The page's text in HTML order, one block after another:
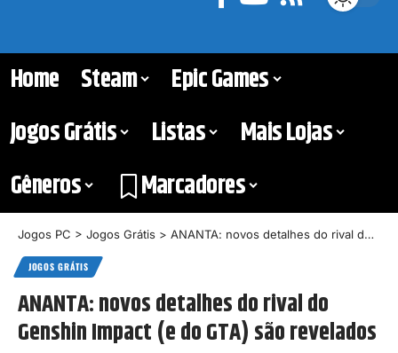
Home Steam
Epic Games
Jogos Grátis
Listas
Mais Lojas
Gêneros
Marcadores
Jogos PC > Jogos Grátis > ANANTA: novos detalhes do rival do Genshin Impact (e do GTA) são revelados
JOGOS GRÁTIS
ANANTA: novos detalhes do rival do
Genshin Impact (e do GTA) são revelados